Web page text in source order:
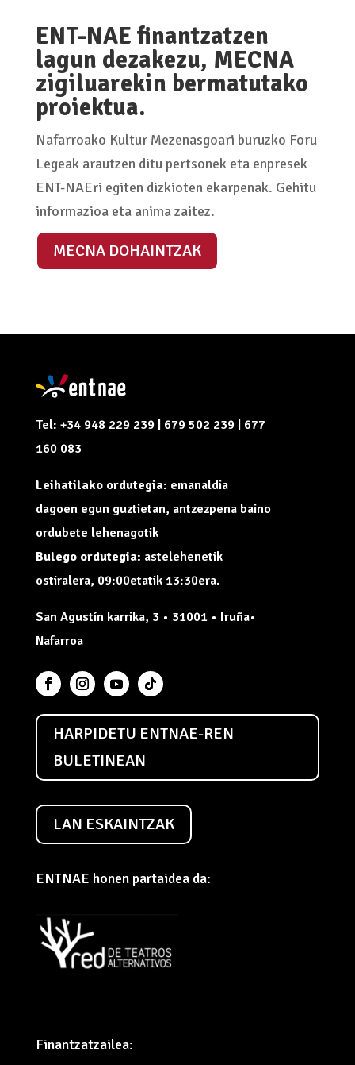
ENT-NAE finantzatzen
lagun dezakezu, MECNA
zigiluarekin bermatutako
proiektua.
Nafarroako Kultur Mezenasgoari buruzko Foru
Legeak arautzen ditu pertsonek eta enpresek
ENT-NAEri egiten dizkioten ekarpenak. Gehitu
informazioa eta anima zaitez.
MECNA DOHAINTZAK
Tel: +34 948 229 239 | 679 502 239 | 677
160 083
Leihatilako ordutegia: emanaldia
dagoen egun guztietan, antzezpena baino
ordubete lehenagotik
Bulego ordutegia: astelehenetik
ostiralera, 09:00etatik 13:30era.
San Agustín karrika, 3 • 31001 • Iruña•
Nafarroa
HARPIDETU ENTNAE-REN
BULETINEAN
LAN ESKAINTZAK
ENTNAE honen partaidea da:
Finantzatzailea: